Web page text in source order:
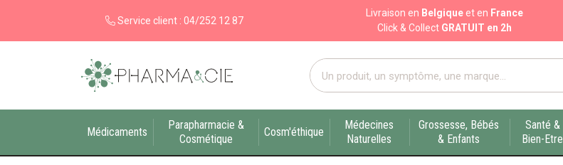
Service client : 04/252 12 87
Livraison en Belgique et en France
Click & Collect GRATUIT en 2h
Pharma&cie - Pharmacie des Franchises Votre export pharmacie en ligne à votre service sur Liège
Médicaments
Parapharmacie &
Cosmétique
Cosm'éthique
Médecines
Naturelles
Grossesse, Bébés
& Enfants
Santé &
Bien-Etre